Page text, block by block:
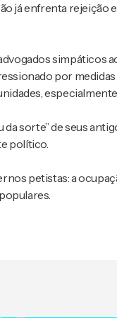
já enfrenta rejeição
simpáticos
por
sorte” de seus
político.
petistas: a